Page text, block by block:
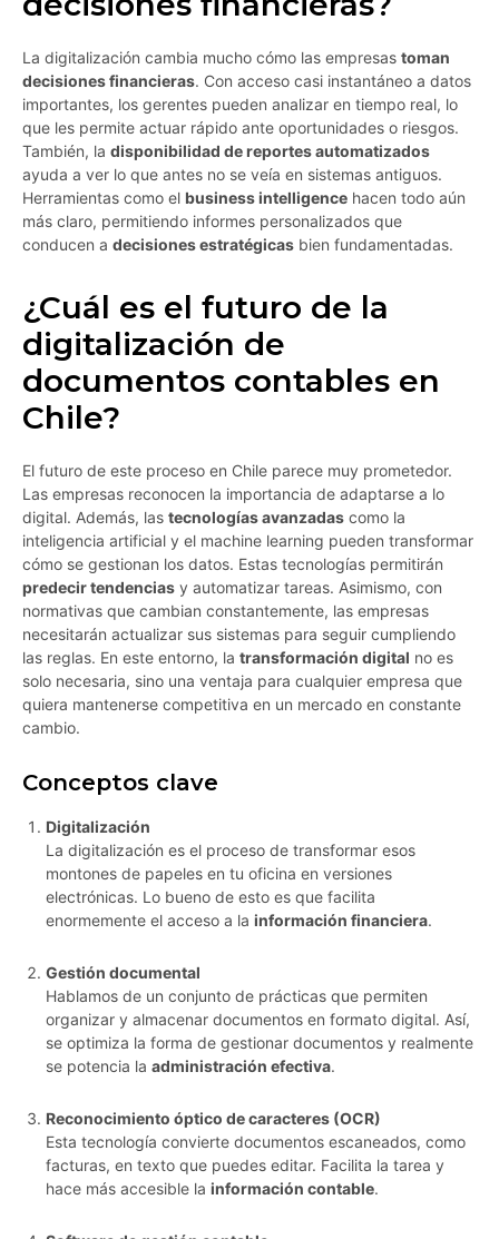
La digitalización cambia mucho cómo las empresas toman
decisiones financieras. Con acceso casi instantáneo a datos
importantes, los gerentes pueden analizar en tiempo real, lo
que les permite actuar rápido ante oportunidades o riesgos.
También, la disponibilidad de reportes automatizados
ayuda a ver lo que antes no se veía en sistemas antiguos.
Herramientas como el business intelligence hacen todo aún
más claro, permitiendo informes personalizados que
conducen a decisiones estratégicas bien fundamentadas.
¿Cuál es el futuro de la
digitalización de
documentos contables en
Chile?
El futuro de este proceso en Chile parece muy prometedor.
Las empresas reconocen la importancia de adaptarse a lo
digital. Además, las tecnologías avanzadas como la
inteligencia artificial y el machine learning pueden transformar
cómo se gestionan los datos. Estas tecnologías permitirán
predecir tendencias y automatizar tareas. Asimismo, con
normativas que cambian constantemente, las empresas
necesitarán actualizar sus sistemas para seguir cumpliendo
las reglas. En este entorno, la transformación digital no es
solo necesaria, sino una ventaja para cualquier empresa que
quiera mantenerse competitiva en un mercado en constante
cambio.
Conceptos clave
Digitalización
La digitalización es el proceso de transformar esos
montones de papeles en tu oficina en versiones
electrónicas. Lo bueno de esto es que facilita
enormemente el acceso a la información financiera.
Gestión documental
Hablamos de un conjunto de prácticas que permiten
organizar y almacenar documentos en formato digital. Así,
se optimiza la forma de gestionar documentos y realmente
se potencia la administración efectiva.
Reconocimiento óptico de caracteres (OCR)
Esta tecnología convierte documentos escaneados, como
facturas, en texto que puedes editar. Facilita la tarea y
hace más accesible la información contable.